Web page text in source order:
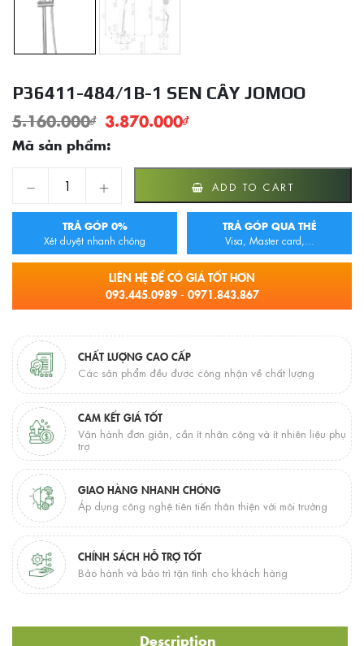
P36411-484/1B-1 SEN CÂY JOMOO
5.160.000₫ 3.870.000₫
Mã sản phẩm:
P36411-484/1B-1 Sen Cây JOMOO quantity
ADD TO CART
TRẢ GÓP 0%
Xét duyệt nhanh chóng
TRẢ GÓP QUA THẺ
Visa, Master card,...
LIÊN HỆ ĐỂ CÓ GIÁ TỐT HƠN
093.445.0989 - 0971.843.867
CHẤT LƯỢNG CAO CẤP
Các sản phẩm đều được công nhận về chất lượng
CAM KẾT GIÁ TỐT
Vận hành đơn giản, cần ít nhân công và ít nhiên liệu phụ
trợ
GIAO HÀNG NHANH CHÓNG
Áp dụng công nghệ tiên tiến thân thiện với môi trường
CHÍNH SÁCH HỖ TRỢ TỐT
Bảo hành và bảo trì tận tình cho khách hàng
Description